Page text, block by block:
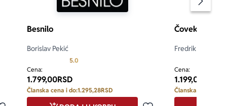
Besnilo
Borislav Pekić
5.0
Cena:
1.799,00RSD
Članska cena i do:1.295,28RSD
Čovek po
Fredrik Bakman
Cena:
1.199,00
Članska cena i do: